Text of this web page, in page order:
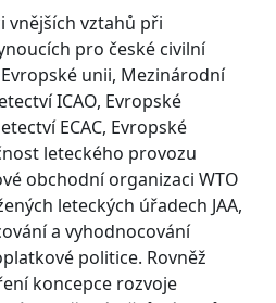
vnějších vztahů při
pro české civilní
unii, Mezinárodní
ICAO, Evropské
ECAC, Evropské
leteckého provozu
obchodní organizaci WTO
leteckých úřadech JAA,
a vyhodnocování
politice. Rovněž
koncepce rozvoje